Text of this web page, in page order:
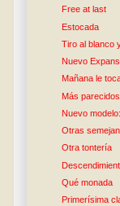
Free at last
Estocada
Tiro al blanco
Nuevo
Mañana le
Más
Nuevo
Otras
Otra tontería
Qué monada
Primerísima